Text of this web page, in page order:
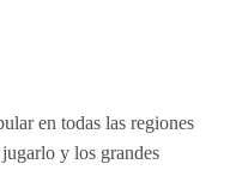
en todas las regiones
y los grandes